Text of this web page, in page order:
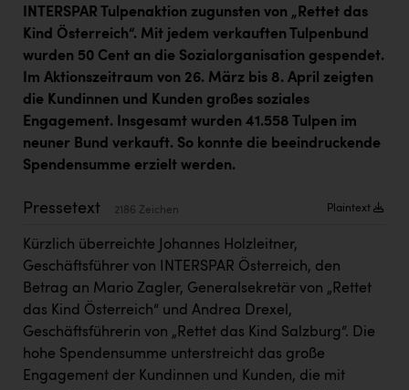
Jesolo
Jane Goodall Institute Austria
Kärcher
KEBA
KLIPP Frisör
Kleider Bauer
Kremsmüller Anlagenbau GmbH
Maximarkt
Oldtimer Raststationen und Motorhotels
Österreichischer Kachelofenverband
INTERSPAR Tulpenaktion zugunsten von „Rettet das
Kind Österreich“. Mit jedem verkauften Tulpenbund
wurden 50 Cent an die Sozialorganisation gespendet.
Im Aktionszeitraum von 26. März bis 8. April zeigten
die Kundinnen und Kunden großes soziales
Engagement. Insgesamt wurden 41.558 Tulpen im
neuner Bund verkauft. So konnte die beeindruckende
Spendensumme erzielt werden.
Pressetext 2186 Zeichen Plaintext
Kürzlich überreichte Johannes Holzleitner,
Geschäftsführer von INTERSPAR Österreich, den
Betrag an Mario Zagler, Generalsekretär von „Rettet
das Kind Österreich“ und Andrea Drexel,
Geschäftsführerin von „Rettet das Kind Salzburg“. Die
hohe Spendensumme unterstreicht das große
Engagement der Kundinnen und Kunden, die mit